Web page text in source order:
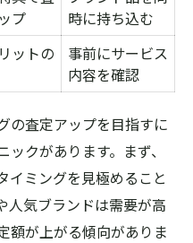
プ
時に持ち込む
ットの
事前にサービス
内容を確認
の査定アップを目指すに
クがあります。まず、
イミングを見極めること
人気ブランドは需要が高
額が上がる傾向がありま